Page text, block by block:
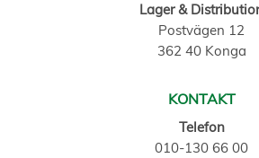
Lager &
Postvägen 12
362 40 Konga
KONTAKT
Telefon
010-130 66 00